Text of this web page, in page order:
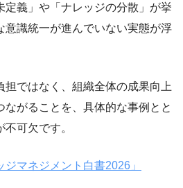
定義」や「ナレッジの分散」が挙
意識統一が進んでいない実態が浮
担ではなく、組織全体の成果向上
ながることを、具体的な事例とと
可欠です。
マネジメント白書2026」